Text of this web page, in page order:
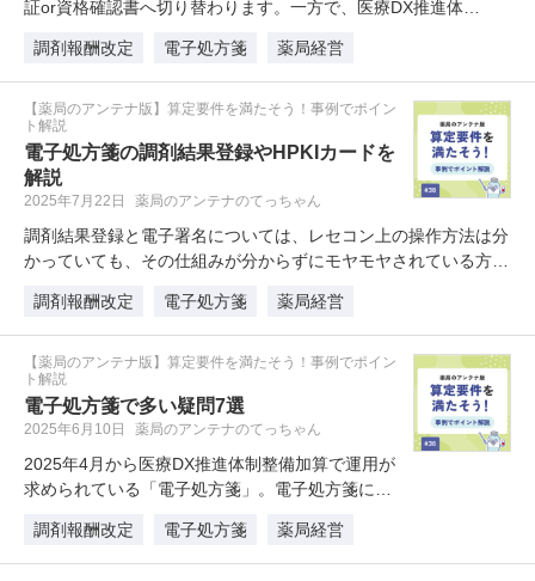
証or資格確認書へ切り替わります。一方で、医療DX推進体…
調剤報酬改定 電子処方箋 薬局経営
【薬局のアンテナ版】算定要件を満たそう！事例でポイン
ト解説
電子処方箋の調剤結果登録やHPKIカードを
解説
2025年7月22日 薬局のアンテナのてっちゃん
調剤結果登録と電子署名については、レセコン上の操作方法は分
かっていても、その仕組みが分からずにモヤモヤされている方も
調剤報酬改定
電子処方箋 薬局経営
【薬局のアンテナ版】算定要件を満たそう！事例でポイン
ト解説
電子処方箋で多い疑問7選
2025年6月10日 薬局のアンテナのてっちゃん
2025年4月から医療DX推進体制整備加算で運用が
求められている「電子処方箋」。電子処方箋につ
調剤報酬改定
電子処方箋 薬局経営